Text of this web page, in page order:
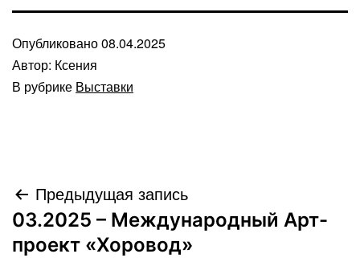
Опубликовано08.04.2025
Автор: Ксения
В рубрике Выставки
Навигация
по
Предыдущая запись
03.2025 – Международный Арт-
проект «Хоровод»